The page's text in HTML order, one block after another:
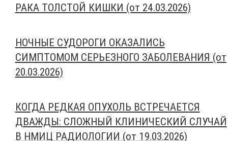
РАКА ТОЛСТОЙ КИШКИ (от 24.03.2026)
НОЧНЫЕ СУДОРОГИ ОКАЗАЛИСЬ
СИМПТОМОМ СЕРЬЕЗНОГО ЗАБОЛЕВАНИЯ (от
20.03.2026)
КОГДА РЕДКАЯ ОПУХОЛЬ ВСТРЕЧАЕТСЯ
ДВАЖДЫ: СЛОЖНЫЙ КЛИНИЧЕСКИЙ СЛУЧАЙ
В НМИЦ РАДИОЛОГИИ (от 19.03.2026)